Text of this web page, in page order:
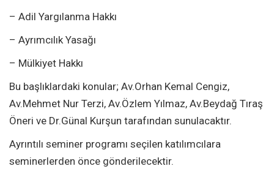
– Adil Yargılanma Hakkı
– Ayrımcılık Yasağı
– Mülkiyet Hakkı
Bu başlıklardaki konular; Av.Orhan Kemal Cengiz,
Av.Mehmet Nur Terzi, Av.Özlem Yılmaz, Av.Beydağ Tıraş
Öneri ve Dr.Günal Kurşun tarafından sunulacaktır.
Ayrıntılı seminer programı seçilen katılımcılara
seminerlerden önce gönderilecektir.